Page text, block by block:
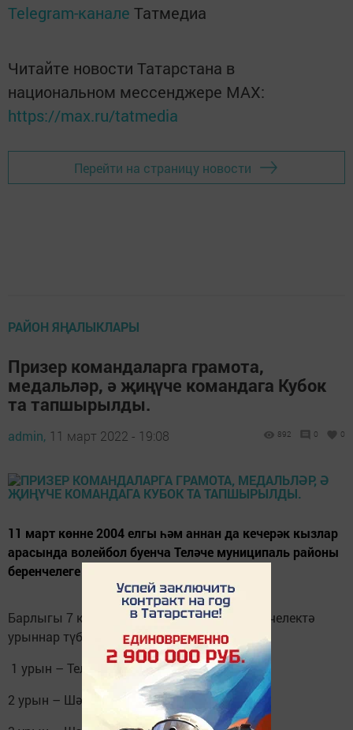
Telegram-канале Татмедиа
Читайте новости Татарстана в
национальном мессенджере MАХ:
https://max.ru/tatmedia
Перейти на страницу новости
РАЙОН ЯҢАЛЫКЛАРЫ
Призер командаларга грамота,
медальләр, ә җиңүче командага Кубок
та тапшырылды.
admin, 11 март 2022 - 19:08 892 0 0
11 март көнне 2004 елгы һәм аннан да кечерәк кызлар
арасында волейбол буенча Теләче муниципаль районы
беренчелеге узды.
Барлыгы 7 команда катнашкан әлеге беренчелектә
урыннар түбәндәгечә билгеләнде:
1 урын – Теләче 1
2 урын – Шәтке 1